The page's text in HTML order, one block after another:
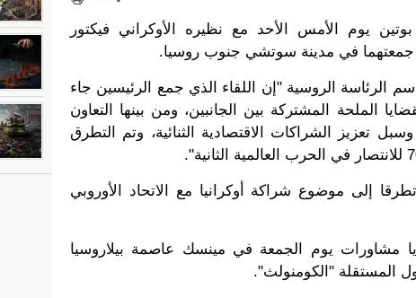
يوم الأمس الأحد مع نظيره الأوكراني فيكتور
جمعتهما في مدينة سوتشي جنوب روسيا.
الرئاسة الروسية "إن اللقاء الذي جمع الرئيسين جاء
الملحة المشتركة بين الجانبين، ومن بينها التعاون
تعزيز الشراكات الاقتصادية الثنائية، وتم التطرق
إلى موضوع شراكة أوكرانيا مع الاتحاد الأوروبي
مشاورات يوم الجمعة في مينسك عاصمة بيلاروسيا
المستقلة "الكومنولث"
.